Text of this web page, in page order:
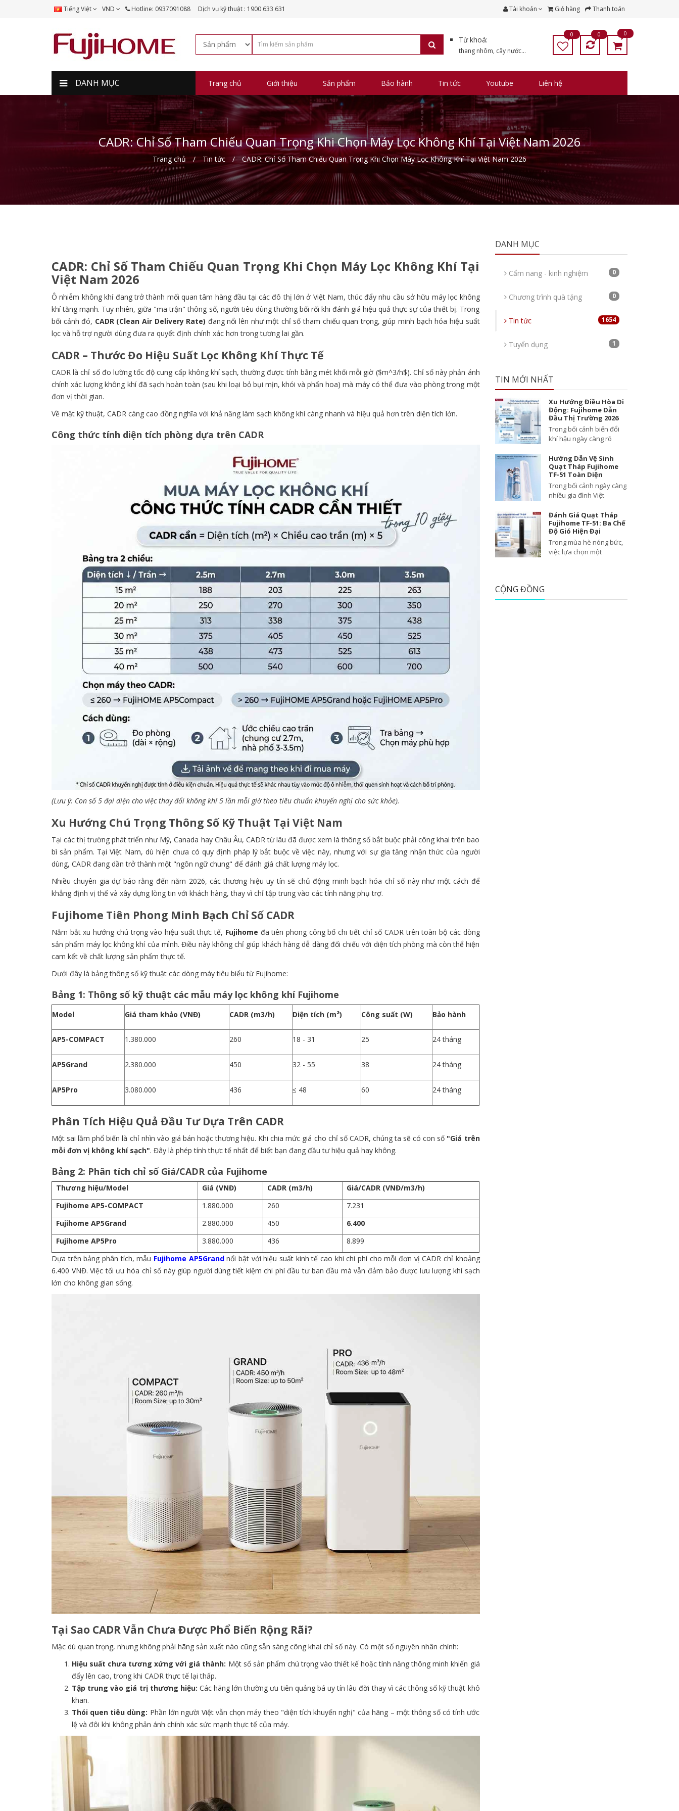
Tiếng Việt VND Hotline: 0937091088 Dịch vụ kỹ thuật : 1900 633 631 Tài khoản Giỏ hàng Thanh toán
Từ khoá:
thang nhôm, cây nước...
0 0 0
DANH MỤC Trang chủ Giới thiệu Sản phẩm Bảo hành Tin tức Youtube Liên hệ
CADR: Chỉ Số Tham Chiếu Quan Trọng Khi Chọn Máy Lọc Không Khí Tại Việt Nam 2026
Trang chủ Tin tức CADR: Chỉ Số Tham Chiếu Quan Trọng Khi Chọn Máy Lọc Không Khí Tại Việt Nam 2026
CADR: Chỉ Số Tham Chiếu Quan Trọng Khi Chọn Máy Lọc Không Khí Tại
Việt Nam 2026
Ô nhiễm không khí đang trở thành mối quan tâm hàng đầu tại các đô thị lớn ở Việt Nam, thúc đẩy nhu cầu sở hữu máy lọc không
khí tăng mạnh. Tuy nhiên, giữa "ma trận" thông số, người tiêu dùng thường bối rối khi đánh giá hiệu quả thực sự của thiết bị. Trong
bối cảnh đó, CADR (Clean Air Delivery Rate) đang nổi lên như một chỉ số tham chiếu quan trọng, giúp minh bạch hóa hiệu suất
lọc và hỗ trợ người dùng đưa ra quyết định chính xác hơn trong tương lai gần.
CADR – Thước Đo Hiệu Suất Lọc Không Khí Thực Tế
CADR là chỉ số đo lường tốc độ cung cấp không khí sạch, thường được tính bằng mét khối mỗi giờ ($m^3/h$). Chỉ số này phản ánh
chính xác lượng không khí đã sạch hoàn toàn (sau khi loại bỏ bụi mịn, khói và phấn hoa) mà máy có thể đưa vào phòng trong một
đơn vị thời gian.
Về mặt kỹ thuật, CADR càng cao đồng nghĩa với khả năng làm sạch không khí càng nhanh và hiệu quả hơn trên diện tích lớn.
Công thức tính diện tích phòng dựa trên CADR
(Lưu ý: Con số 5 đại diện cho việc thay đổi không khí 5 lần mỗi giờ theo tiêu chuẩn khuyến nghị cho sức khỏe).
Xu Hướng Chú Trọng Thông Số Kỹ Thuật Tại Việt Nam
Tại các thị trường phát triển như Mỹ, Canada hay Châu Âu, CADR từ lâu đã được xem là thông số bắt buộc phải công khai trên bao
bì sản phẩm. Tại Việt Nam, dù hiện chưa có quy định pháp lý bắt buộc về việc này, nhưng với sự gia tăng nhận thức của người
dùng, CADR đang dần trở thành một "ngôn ngữ chung" để đánh giá chất lượng máy lọc.
Nhiều chuyên gia dự báo rằng đến năm 2026, các thương hiệu uy tín sẽ chủ động minh bạch hóa chỉ số này như một cách để
khẳng định vị thế và xây dựng lòng tin với khách hàng, thay vì chỉ tập trung vào các tính năng phụ trợ.
Fujihome Tiên Phong Minh Bạch Chỉ Số CADR
Nắm bắt xu hướng chú trọng vào hiệu suất thực tế, Fujihome đã tiên phong công bố chi tiết chỉ số CADR trên toàn bộ các dòng
sản phẩm máy lọc không khí của mình. Điều này không chỉ giúp khách hàng dễ dàng đối chiếu với diện tích phòng mà còn thể hiện
cam kết về chất lượng sản phẩm thực tế.
Dưới đây là bảng thông số kỹ thuật các dòng máy tiêu biểu từ Fujihome:
Bảng 1: Thông số kỹ thuật các mẫu máy lọc không khí Fujihome
Model Giá tham khảo (VNĐ) CADR (m3/h) Diện tích (m²) Công suất (W) Bảo hành
AP5-COMPACT 1.380.000 260 18 - 31 25 24 tháng
AP5Grand 2.380.000 450 32 - 55 38 24 tháng
AP5Pro 3.080.000 436 ≤ 48 60 24 tháng
Phân Tích Hiệu Quả Đầu Tư Dựa Trên CADR
Một sai lầm phổ biến là chỉ nhìn vào giá bán hoặc thương hiệu. Khi chia mức giá cho chỉ số CADR, chúng ta sẽ có con số "Giá trên
mỗi đơn vị không khí sạch". Đây là phép tính thực tế nhất để biết bạn đang đầu tư hiệu quả hay không.
Bảng 2: Phân tích chỉ số Giá/CADR của Fujihome
Thương hiệu/Model Giá (VNĐ) CADR (m3/h)
Giá/CADR (VNĐ/m3/h)
Fujihome AP5-COMPACT
1.880.000 260
7.231
Fujihome AP5Grand
2.880.000 450
6.400
Fujihome AP5Pro
3.880.000 436
8.899
Dựa trên bảng phân tích, mẫu Fujihome AP5Grandnổi bật với hiệu suất kinh tế cao khi chi phí cho mỗi đơn vị CADR chỉ khoảng
6.400 VNĐ. Việc tối ưu hóa chỉ số này giúp người dùng tiết kiệm chi phí đầu tư ban đầu mà vẫn đảm bảo được lưu lượng khí sạch
lớn cho không gian sống.
Tại Sao CADR Vẫn Chưa Được Phổ Biến Rộng Rãi?
Mặc dù quan trọng, nhưng không phải hãng sản xuất nào cũng sẵn sàng công khai chỉ số này. Có một số nguyên nhân chính:
Hiệu suất chưa tương xứng với giá thành: Một số sản phẩm chú trọng vào thiết kế hoặc tính năng thông minh khiến giá
đẩy lên cao, trong khi CADR thực tế lại thấp.
Tập trung vào giá trị thương hiệu: Các hãng lớn thường ưu tiên quảng bá uy tín lâu đời thay vì các thông số kỹ thuật khô
khan.
Thói quen tiêu dùng: Phần lớn người Việt vẫn chọn máy theo "diện tích khuyến nghị" của hãng – một thông số có tính ước
lệ và đôi khi không phản ánh chính xác sức mạnh thực tế của máy.
DANH MỤC
Cẩm nang - kinh nghiệm 0
Chương trình quà tặng 0
Tin tức 1654
Tuyển dụng 1
TIN MỚI NHẤT
Xu Hướng Điều Hòa Di
Động: Fujihome Dẫn
Đầu Thị Trường 2026
Trong bối cảnh biến đổi
khí hậu ngày càng rõ
Hướng Dẫn Vệ Sinh
Quạt Tháp Fujihome
TF-51 Toàn Diện
Trong bối cảnh ngày càng
nhiều gia đình Việt
Đánh Giá Quạt Tháp
Fujihome TF-51: Ba Chế
Độ Gió Hiện Đại
Trong mùa hè nóng bức,
việc lựa chọn một
CỘNG ĐỒNG